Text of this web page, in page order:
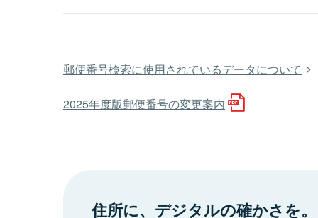
郵便番号検索に使用されているデータについて
2025年度版郵便番号の変更案内
住所に、デジタルの確かさを。